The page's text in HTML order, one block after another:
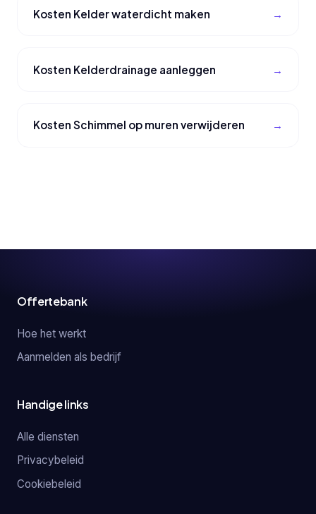
Kosten Kelder waterdicht maken
Kosten Kelderdrainage aanleggen
Kosten Schimmel op muren verwijderen
Offertebank
Hoe het werkt
Aanmelden als bedrijf
Handige links
Alle diensten
Privacybeleid
Cookiebeleid